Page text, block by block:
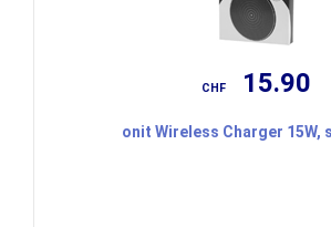
CHF 15.90
onit Wireless Charger 15W,